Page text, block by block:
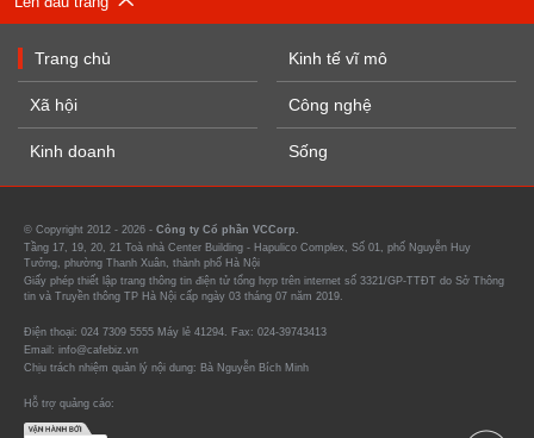
Trang chủ
Xã hội
Kinh doanh
Kinh tế vĩ mô
Công nghệ
Sống
© Copyright 2012 - 2026 - Công ty Cổ phần VCCorp.
Tầng 17, 19, 20, 21 Toà nhà Center Building - Hapulico Complex, Số 01, phố Nguyễn Huy
Tưởng, phường Thanh Xuân, thành phố Hà Nội
Giấy phép thiết lập trang thông tin điện tử tổng hợp trên internet số 3321/GP-TTĐT do Sở Thông
tin và Truyền thông TP Hà Nội cấp ngày 03 tháng 07 năm 2019.
Điện thoại: 024 7309 5555 Máy lẻ 41294. Fax: 024-39743413
Email: info@cafebiz.vn
Chịu trách nhiệm quản lý nội dung: Bà Nguyễn Bích Minh
Hỗ trợ quảng cáo: